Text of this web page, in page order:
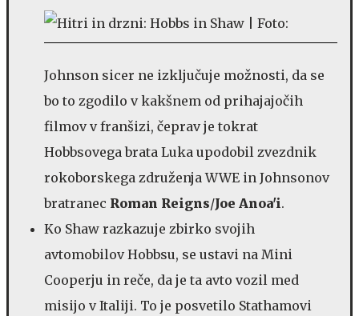
Johnson sicer ne izključuje možnosti, da se
bo to zgodilo v kakšnem od prihajajočih
filmov v franšizi, čeprav je tokrat
Hobbsovega brata Luka upodobil zvezdnik
rokoborskega združenja WWE in Johnsonov
bratranec Roman Reigns/Joe Anoa'i.
Ko Shaw razkazuje zbirko svojih
avtomobilov Hobbsu, se ustavi na Mini
Cooperju in reče, da je ta avto vozil med
misijo v Italiji. To je posvetilo Stathamovi